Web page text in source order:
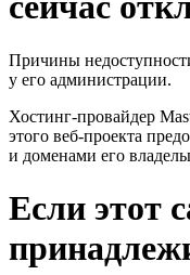
Причины
у его администрации.
Хостинг-провайдер
этого веб-проекта
и доменами его
Если этот